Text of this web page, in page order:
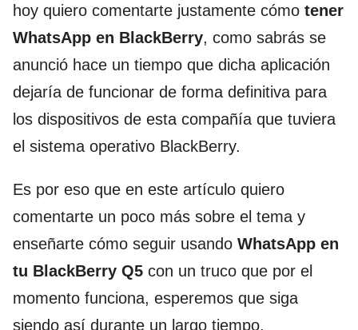
hoy quiero comentarte justamente cómo tener
WhatsApp en BlackBerry, como sabrás se
anunció hace un tiempo que dicha aplicación
dejaría de funcionar de forma definitiva para
los dispositivos de esta compañía que tuviera
el sistema operativo BlackBerry.
Es por eso que en este artículo quiero
comentarte un poco más sobre el tema y
enseñarte cómo seguir usando WhatsApp en
tu BlackBerry Q5 con un truco que por el
momento funciona, esperemos que siga
siendo así durante un largo tiempo.